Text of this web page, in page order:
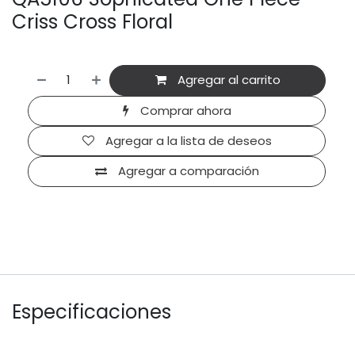
Criss Cross Floral
Agregar al carrito
Comprar ahora
Agregar a comparación
Agregar a la lista de deseos
Especificaciones